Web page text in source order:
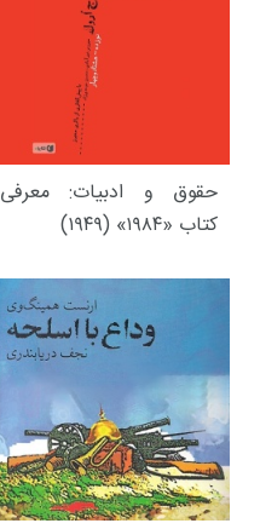
حقوق و ادبیات: معرفی
کتاب «۱۹۸۴» (۱۹۴۹)